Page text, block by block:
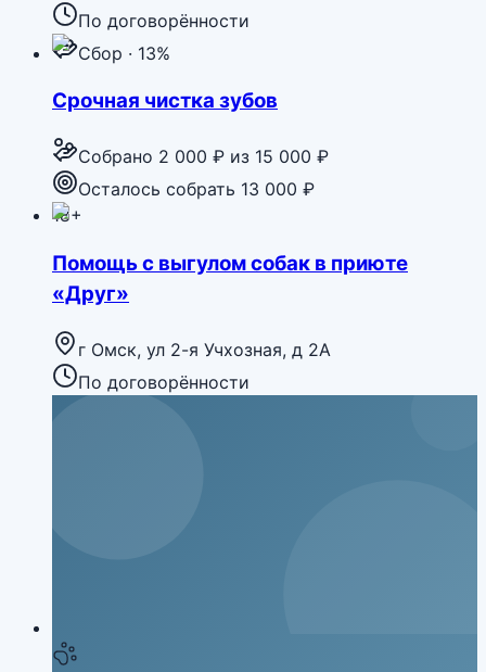
По договорённости
Сбор · 13%
Срочная чистка зубов
Собрано 2 000 ₽ из 15 000 ₽
Осталось собрать 13 000 ₽
18+
Помощь с выгулом собак в приюте
«Друг»
г Омск, ул 2-я Учхозная, д 2А
По договорённости